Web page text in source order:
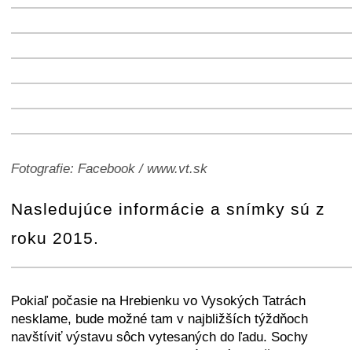
+ −
⛶
+
−
⛶
+
−
⛶
+
−
⛶
+
−
⛶
+
−
⛶
+
− ⛶
Fotografie: Facebook / www.vt.sk
Nasledujúce informácie a snímky sú z
roku 2015.
+ − ⛶
Pokiaľ počasie na Hrebienku vo Vysokých Tatrách
nesklame, bude možné tam v najbližších týždňoch
navštíviť výstavu sôch vytesaných do ľadu. Sochy